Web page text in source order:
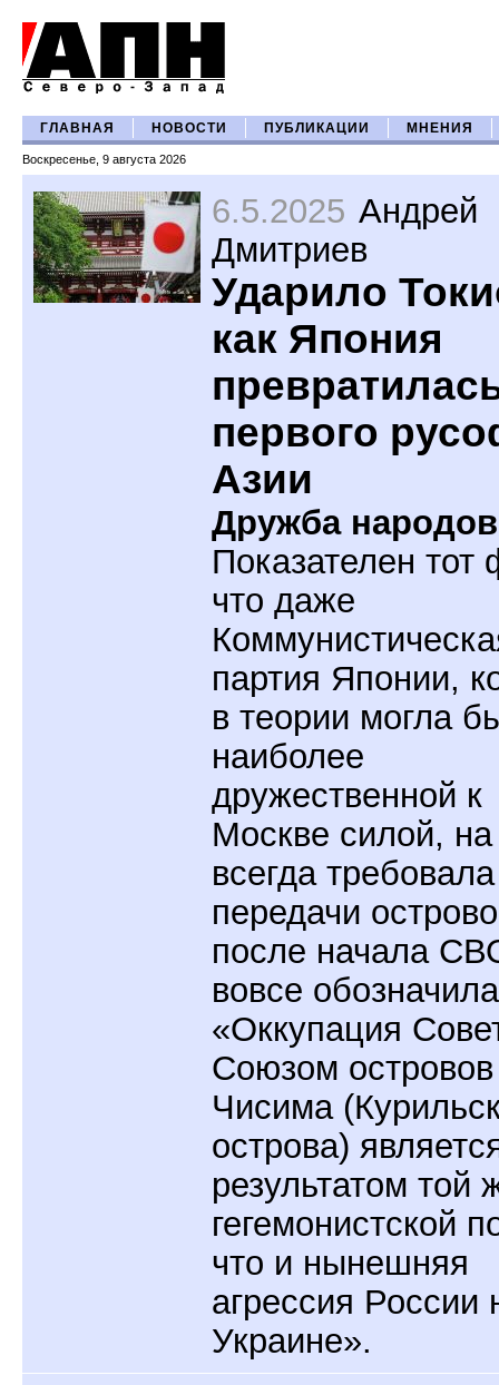
ГЛАВНАЯ НОВОСТИ ПУБЛИКАЦИИ МНЕНИЯ
Воскресенье, 9 августа 2026
6.5.2025 Андрей
Дмитриев
Ударило
как Япония
первого
Азии
Дружба
Показателен тот
что даже
партия Японии,
в теории могла
наиболее
дружественной к
Москве силой,
всегда требовала
передачи
после начала
вовсе
«Оккупация
Союзом островов
Чисима
острова)
результатом той
гегемонистской
что и нынешняя
агрессия России
Украине».